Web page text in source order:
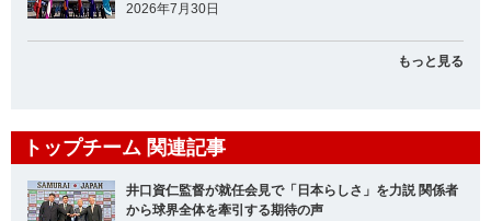
2026年7月30日
もっと見る
トップチーム 関連記事
井口資仁監督が就任会見で「日本らしさ」を力説 関係者
から球界全体を牽引する期待の声